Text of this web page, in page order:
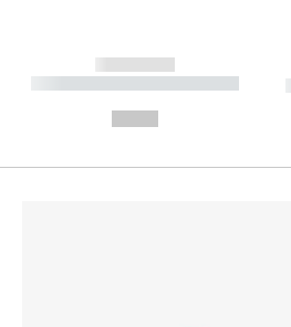
------------
----------- ----------- --------